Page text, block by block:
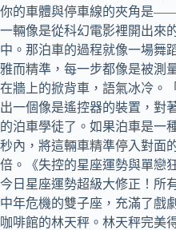
你的車體與停車線的夾角是——
一輛像是從科幻電影裡開出來
中。那泊車的過程就像一場舞
雅而精準，每一步都像是被測
在牆上的掀背車，語氣冰冷。
出一個像是遙控器的裝置，對
的泊車學徒了。如果泊車是一
秒內，將這輛車精準停入對面
倍。《失控的星座運勢與單戀
今日星座運勢超級大修正！所
中年危機的雙子座，充滿了戲
咖啡館的林天秤。林天秤完美